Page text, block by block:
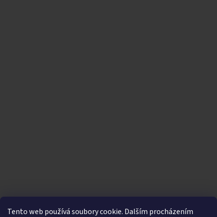
Tento web používá soubory cookie. Dalším procházením